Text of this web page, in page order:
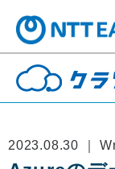
2023.08.30 ｜